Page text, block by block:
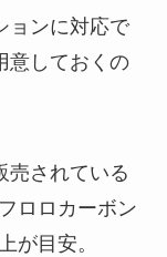
ョンに対応で
意しておくの
売されている
ロロカーボン
が目安。